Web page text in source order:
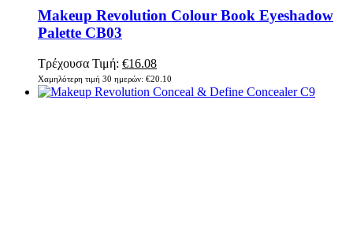
Makeup Revolution Colour Book Eyeshadow
Palette CB03
Τρέχουσα Τιμή: Original
price
was:
€16.08Η
τρέχουσα
τιμή
Χαμηλότερη τιμή 30 ημερών: €20.10